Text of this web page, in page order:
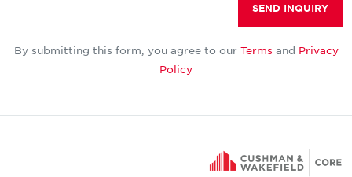
SEND INQUIRY
By submitting this form, you agree to our Terms and Privacy
Policy